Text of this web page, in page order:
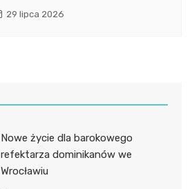
29 lipca 2026
Nowe życie dla barokowego
refektarza dominikanów we
Wrocławiu